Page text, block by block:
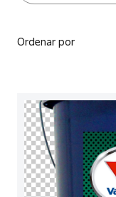
Ordenar por